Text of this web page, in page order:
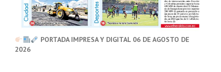
PORTADA IMPRESA Y DIGITAL 06 DE AGOSTO DE
2026